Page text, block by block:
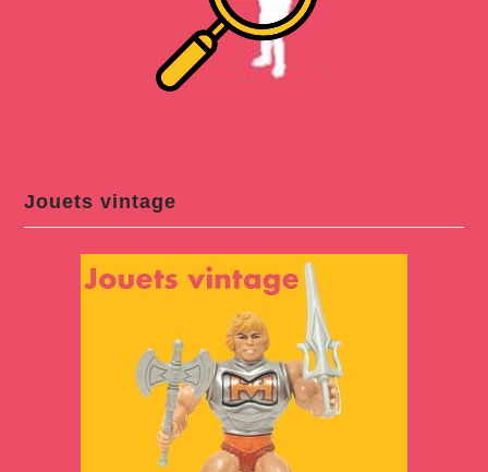
Jouets vintage